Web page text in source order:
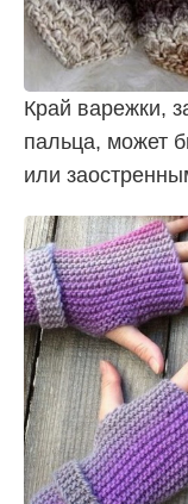
Край варежки,
пальца, может
или